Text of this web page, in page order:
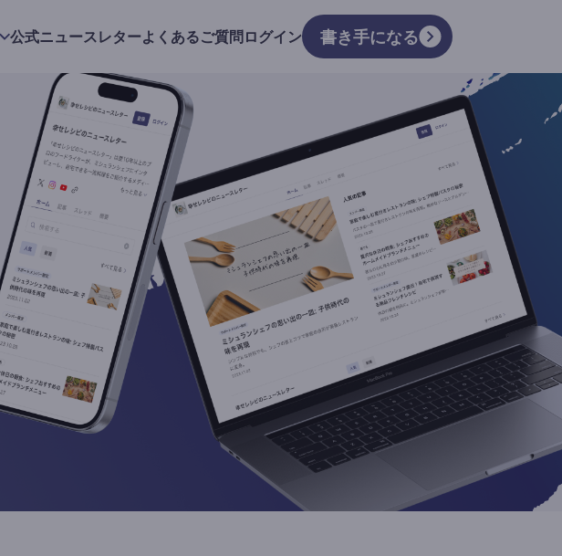
公式ニュースレターよくあるご質問ログイン 書き手になる